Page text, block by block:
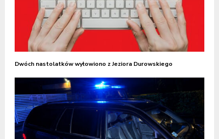
Dwóch nastolatków wyłowiono z Jeziora Durowskiego